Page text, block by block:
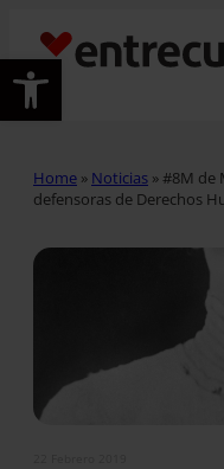
Abrir barra de
Home » Noticias »#8M de
defensoras de Derechos